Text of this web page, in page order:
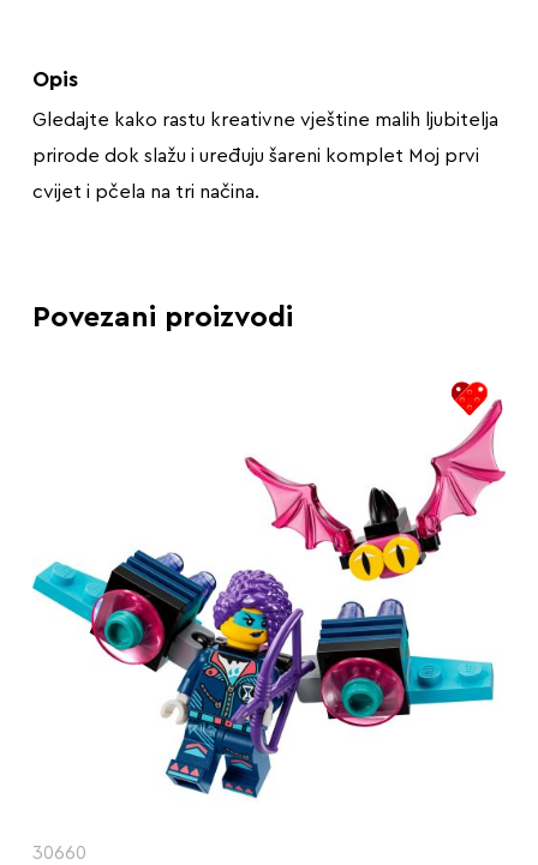
Opis
Gledajte kako rastu kreativne vještine malih ljubitelja
prirode dok slažu i uređuju šareni komplet Moj prvi
cvijet i pčela na tri načina.
Povezani proizvodi
30660